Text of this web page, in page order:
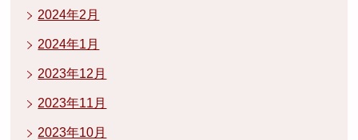
2024年2月
2024年1月
2023年12月
2023年11月
2023年10月